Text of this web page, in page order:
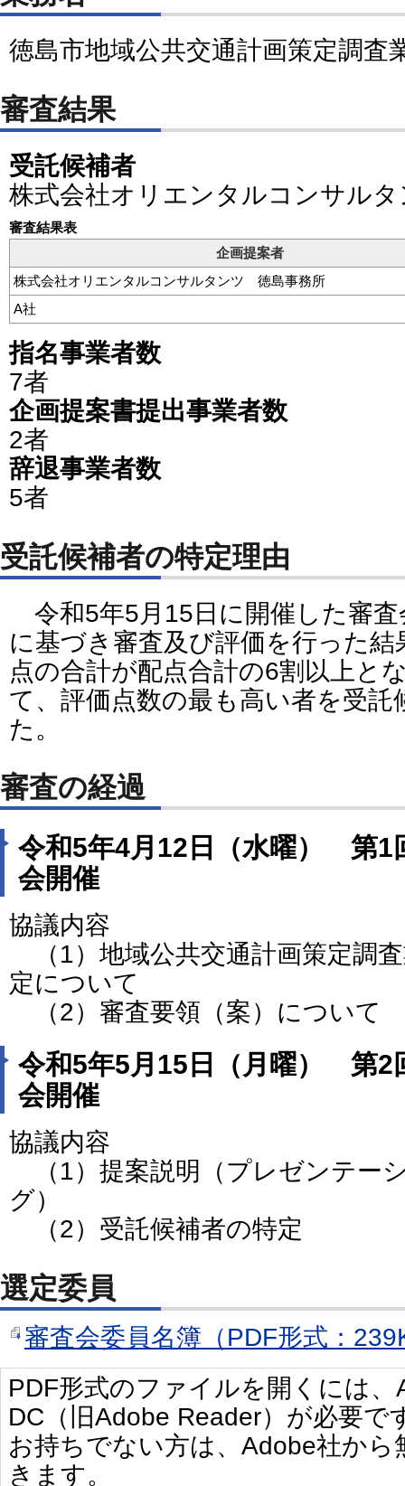
徳島市地域公共交通計画策定調査
審査結果
受託候補者
株式会社オリエンタルコンサル
審査結果表
企画提案者
株式会社オリエンタルコンサルタンツ 徳島事務所
A社
指名事業者数
7者
企画提案書提出事業者数
2者
辞退事業者数
5者
受託候補者の特定理由
令和5年5月15日に開催した審
に基づき審査及び評価を行った結
点の合計が配点合計の6割以上と
て、評価点数の最も高い者を受託
た。
審査の経過
令和5年4月12日（水曜） 第1
会開催
協議内容
（1）地域公共交通計画策定調
定について
（2）審査要領（案）について
令和5年5月15日（月曜） 第2
会開催
協議内容
（1）提案説明（プレゼンテー
グ）
（2）受託候補者の特定
選定委員
審査会委員名簿（PDF形式：
PDF形式のファイルを開くには
DC（旧Adobe Reader）が必要で
お持ちでない方は、Adobe社か
きます。